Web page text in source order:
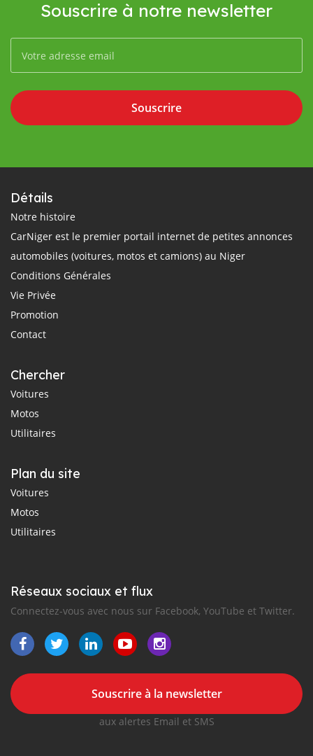
Souscrire à notre newsletter
Souscrire
Détails
Notre histoire
CarNiger est le premier portail internet de petites annonces
automobiles (voitures, motos et camions) au Niger
Conditions Générales
Vie Privée
Promotion
Contact
Chercher
Voitures
Motos
Utilitaires
Plan du site
Voitures
Motos
Utilitaires
Réseaux sociaux et flux
Connectez-vous avec nous sur Facebook, YouTube et Twitter.
Souscrire à la newsletter
aux alertes Email et SMS